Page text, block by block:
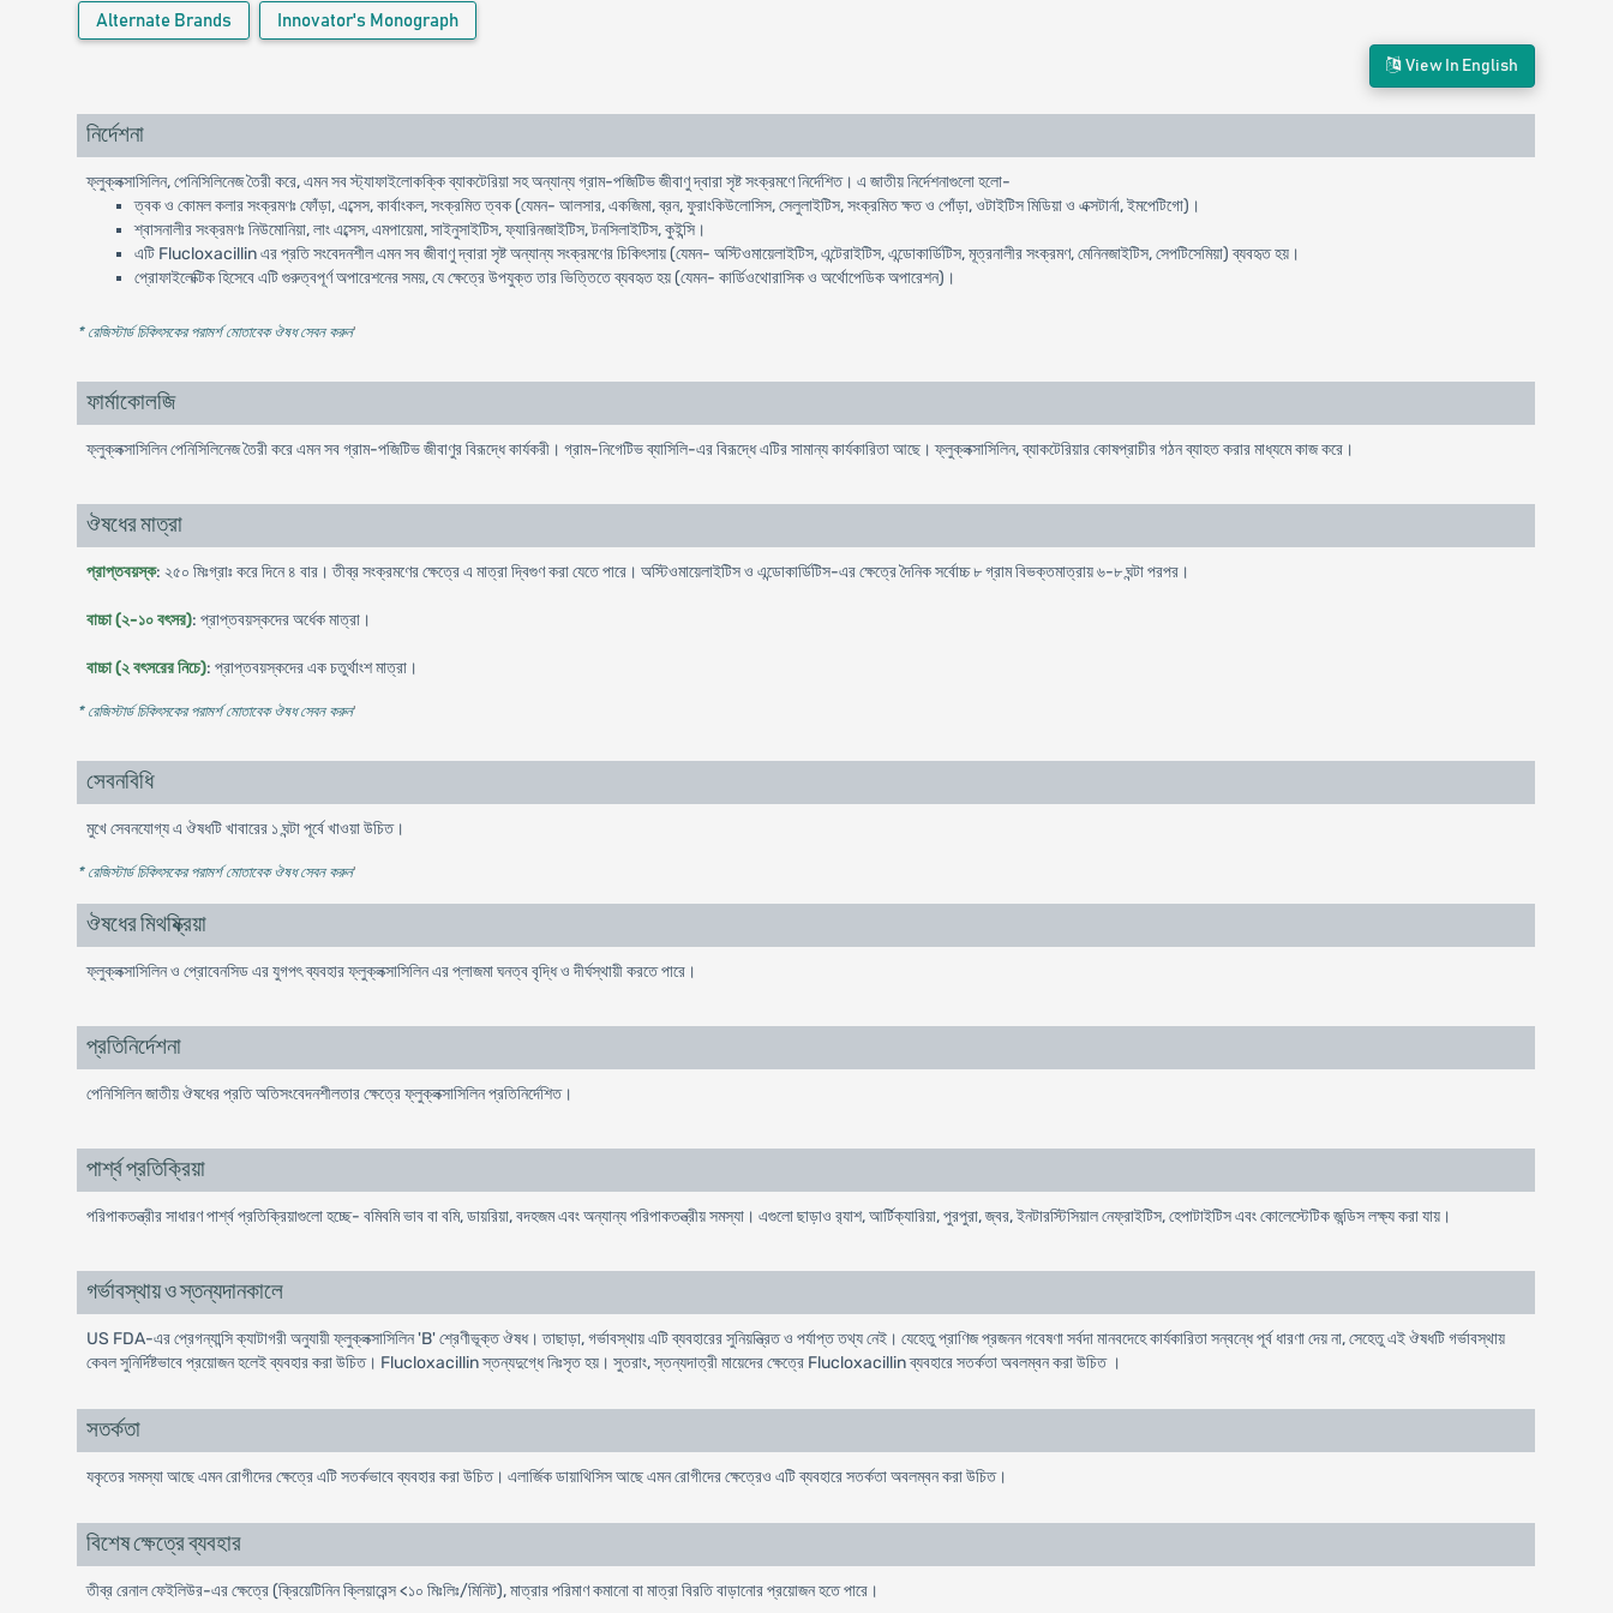
Alternate Brands Innovator's Monograph
View In English
নির্দেশনা
ফ্লুক্লক্সাসিলিন, পেনিসিলিনেজ তৈরী করে, এমন সব স্ট্যাফাইলোকক্কি ব্যাকটেরিয়া সহ অন্যান্য গ্রাম-পজিটিভ জীবাণু দ্বারা সৃষ্ট সংক্রমণে নির্দেশিত। এ জাতীয় নির্দেশনাগুলো হলো-
ত্বক ও কোমল কলার সংক্রমণঃ ফোঁড়া, এব্সেস, কার্বাংকল, সংক্রমিত ত্বক (যেমন- আলসার, একজিমা, ব্রন, ফুরাংকিউলোসিস, সেলুলাইটিস, সংক্রমিত ক্ষত ও পোঁড়া, ওটাইটিস মিডিয়া ও এক্সটার্না, ইমপেটিগো)।
শ্বাসনালীর সংক্রমণঃ নিউমোনিয়া, লাং এব্সেস, এমপায়েমা, সাইনুসাইটিস, ফ্যারিনজাইটিস, টনসিলাইটিস, কুইন্সি।
এটি Flucloxacillin এর প্রতি সংবেদনশীল এমন সব জীবাণু দ্বারা সৃষ্ট অন্যান্য সংক্রমণের চিকিৎসায় (যেমন- অস্টিওমায়েলাইটিস, এন্টেরাইটিস, এন্ডোকার্ডিটিস, মূত্রনালীর সংক্রমণ, মেনিনজাইটিস, সেপটিসেমিয়া) ব্যবহৃত হয়।
প্রোফাইলেক্টিক হিসেবে এটি গুরুত্বপূর্ণ অপারেশনের সময়, যে ক্ষেত্রে উপযুক্ত তার ভিত্তিতে ব্যবহৃত হয় (যেমন- কার্ডিওথোরাসিক ও অর্থোপেডিক অপারেশন)।
* রেজিস্টার্ড চিকিৎসকের পরামর্শ মোতাবেক ঔষধ সেবন করুন'
ফার্মাকোলজি
ফ্লুক্লক্সাসিলিন পেনিসিলিনেজ তৈরী করে এমন সব গ্রাম-পজিটিভ জীবাণুর বিরূদ্ধে কার্যকরী। গ্রাম-নিগেটিভ ব্যাসিলি-এর বিরূদ্ধে এটির সামান্য কার্যকারিতা আছে। ফ্লুক্লক্সাসিলিন, ব্যাকটেরিয়ার কোষপ্রাচীর গঠন ব্যাহত করার মাধ্যমে কাজ করে।
ঔষধের মাত্রা
প্রাপ্তবয়স্ক: ২৫০ মিঃগ্রাঃ করে দিনে ৪ বার। তীব্র সংক্রমণের ক্ষেত্রে এ মাত্রা দ্বিগুণ করা যেতে পারে। অস্টিওমায়েলাইটিস ও এন্ডোকার্ডিটিস-এর ক্ষেত্রে দৈনিক সর্বোচ্চ ৮ গ্রাম বিভক্তমাত্রায় ৬-৮ ঘন্টা পরপর।
বাচ্চা (২-১০ বৎসর): প্রাপ্তবয়স্কদের অর্ধেক মাত্রা।
বাচ্চা (২ বৎসরের নিচে): প্রাপ্তবয়স্কদের এক চতুর্থাংশ মাত্রা।
* রেজিস্টার্ড চিকিৎসকের পরামর্শ মোতাবেক ঔষধ সেবন করুন'
সেবনবিধি
মুখে সেবনযোগ্য এ ঔষধটি খাবারের ১ ঘন্টা পূর্বে খাওয়া উচিত।
* রেজিস্টার্ড চিকিৎসকের পরামর্শ মোতাবেক ঔষধ সেবন করুন'
ঔষধের মিথষ্ক্রিয়া
ফ্লুক্লক্সাসিলিন ও প্রোবেনসিড এর যুগপৎ ব্যবহার ফ্লুক্লক্সাসিলিন এর প্লাজমা ঘনত্ব বৃদ্ধি ও দীর্ঘস্থায়ী করতে পারে।
প্রতিনির্দেশনা
পেনিসিলিন জাতীয় ঔষধের প্রতি অতিসংবেদনশীলতার ক্ষেত্রে ফ্লুক্লক্সাসিলিন প্রতিনির্দেশিত।
পার্শ্ব প্রতিক্রিয়া
পরিপাকতন্ত্রীর সাধারণ পার্শ্ব প্রতিক্রিয়াগুলো হচ্ছে- বমিবমি ভাব বা বমি, ডায়রিয়া, বদহজম এবং অন্যান্য পরিপাকতন্ত্রীয় সমস্যা। এগুলো ছাড়াও র‌্যাশ, আর্টিক্যারিয়া, পুরপুরা, জ্বর, ইনটারস্টিসিয়াল নেফ্রাইটিস, হেপাটাইটিস এবং কোলেস্টেটিক জন্ডিস লক্ষ্য করা যায়।
গর্ভাবস্থায় ও স্তন্যদানকালে
US FDA-এর প্রেগন্যান্সি ক্যাটাগরী অনুযায়ী ফ্লুক্লক্সাসিলিন 'B' শ্রেণীভূক্ত ঔষধ। তাছাড়া, গর্ভাবস্থায় এটি ব্যবহারের সুনিয়ন্ত্রিত ও পর্যাপ্ত তথ্য নেই। যেহেতু প্রাণিজ প্রজনন গবেষণা সর্বদা মানবদেহে কার্যকারিতা সন্বন্ধে পূর্ব ধারণা দেয় না, সেহেতু এই ঔষধটি গর্ভাবস্থায়
কেবল সুনির্দিষ্টভাবে প্রয়োজন হলেই ব্যবহার করা উচিত। Flucloxacillin স্তন্যদুগ্ধে নিঃসৃত হয়। সুতরাং, স্তন্যদাত্রী মায়েদের ক্ষেত্রে Flucloxacillin ব্যবহারে সতর্কতা অবলম্বন করা উচিত ।
সতর্কতা
যকৃতের সমস্যা আছে এমন রোগীদের ক্ষেত্রে এটি সতর্কভাবে ব্যবহার করা উচিত। এলার্জিক ডায়াথিসিস আছে এমন রোগীদের ক্ষেত্রেও এটি ব্যবহারে সতর্কতা অবলম্বন করা উচিত।
বিশেষ ক্ষেত্রে ব্যবহার
তীব্র রেনাল ফেইলিউর-এর ক্ষেত্রে (ক্রিয়েটিনিন ক্লিয়ারেন্স <১০ মিঃলিঃ/মিনিট), মাত্রার পরিমাণ কমানো বা মাত্রা বিরতি বাড়ানোর প্রয়োজন হতে পারে।